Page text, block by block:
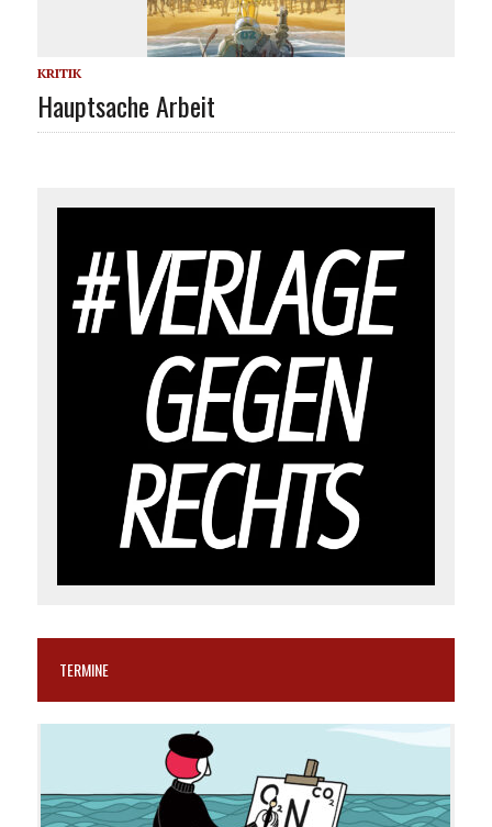
KRITIK
Hauptsache Arbeit
TERMINE